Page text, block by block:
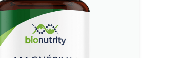
Magnesium +B6
Specialerbjudande